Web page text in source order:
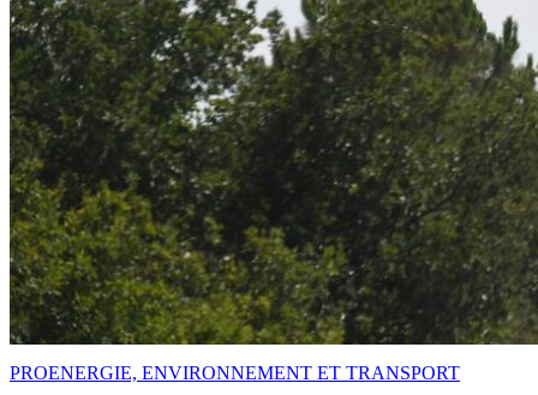
PROENERGIE, ENVIRONNEMENT ET TRANSPORT